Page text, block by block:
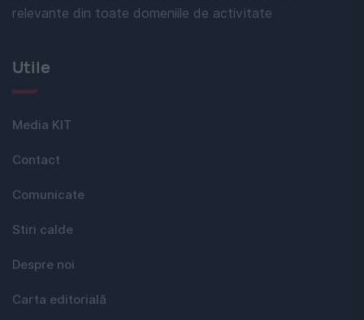
relevante din toate domeniile de activitate
Utile
Media KIT
Contact
Comunicate
Stiri calde
Despre noi
Carta editorială